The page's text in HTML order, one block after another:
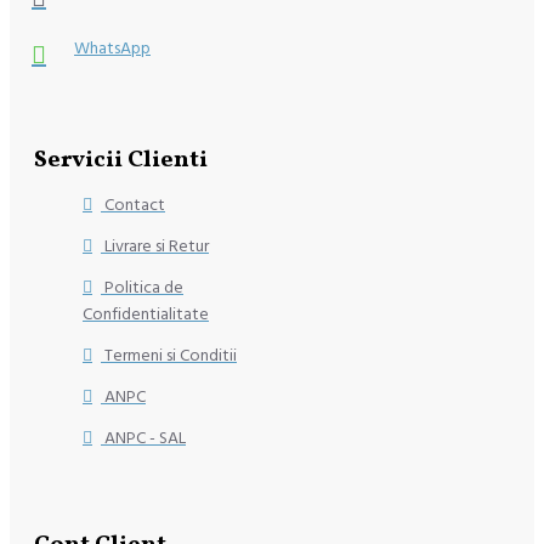
WhatsApp
Servicii Clienti
Contact
Livrare si Retur
Politica de
Confidentialitate
Termeni si Conditii
ANPC
ANPC - SAL